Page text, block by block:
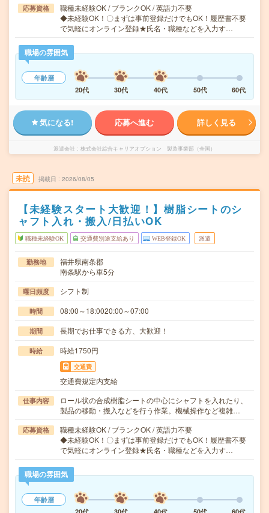
応募資格
職種未経験OK / ブランクOK / 英語力不要
◆未経験OK！〇まずは事前登録だけでもOK！履歴書不要
で気軽にオンライン登録★氏名・職種などを入力す…
職場の雰囲気
年齢層
20代
30代 40代 50代 60代
気になる! 応募へ進む 詳しく見る
派遣会社 株式会社綜合キャリアオプション 製造事業部（全国）
未読 掲載日 2026/08/05
【未経験スタート大歓迎！】樹脂シートのシ
ャフト入れ・搬入/日払いOK
職種未経験OK 交通費別途支給あり WEB登録OK 派遣
勤務地
福井県南条郡
南条駅から車5分
曜日頻度 シフト制
時間 08:00～18:0020:00～07:00
期間 長期でお仕事できる方、大歓迎！
時給 時給1750円
交通費
交通費規定内支給
仕事内容
ロール状の合成樹脂シートの中心にシャフトを入れたり、
製品の移動・搬入などを行う作業。機械操作など複雑…
応募資格
職種未経験OK / ブランクOK / 英語力不要
◆未経験OK！〇まずは事前登録だけでもOK！履歴書不要
で気軽にオンライン登録★氏名・職種などを入力す…
職場の雰囲気
年齢層